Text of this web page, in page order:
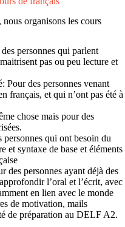
organisons les cours
personnes qui parlent
pas ou peu lecture et
Pour des personnes venant
français, et qui n’ont pas été à
chose mais pour des
qui ont besoin du
et syntaxe de base et éléments
des personnes ayant déjà des
l’oral et l’écrit, avec
en lien avec le monde
de motivation, mails
de préparation au DELF A2.